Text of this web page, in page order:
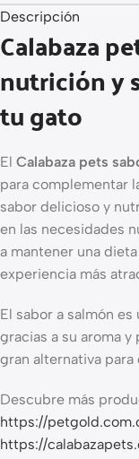
Descripción
Calabaza
nutrición y
tu gato
El Calabaza pets
para complementar
sabor delicioso y
en las necesidades
a mantener una
experiencia más
El sabor a salmón
gracias a su aroma
gran alternativa
Descubre más
https://
https://